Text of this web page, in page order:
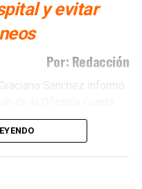
y evitar
Por: Redacción
Sánchez informó
General de
de nacimiento